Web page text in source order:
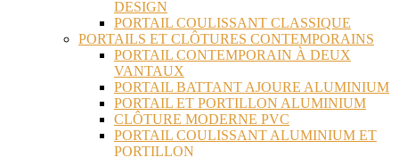
DESIGN
PORTAIL COULISSANT CLASSIQUE
PORTAILS ET CLÔTURES CONTEMPORAINS
PORTAIL CONTEMPORAIN À DEUX
VANTAUX
PORTAIL BATTANT AJOURE ALUMINIUM
PORTAIL ET PORTILLON ALUMINIUM
CLÔTURE MODERNE PVC
PORTAIL COULISSANT ALUMINIUM ET
PORTILLON